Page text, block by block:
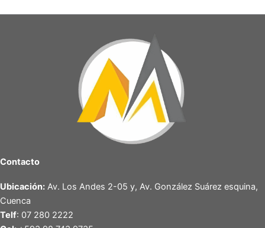
Contacto
Ubicación: Av. Los Andes 2-05 y, Av. González Suárez esquina,
Cuenca
Telf: 07 280 2222